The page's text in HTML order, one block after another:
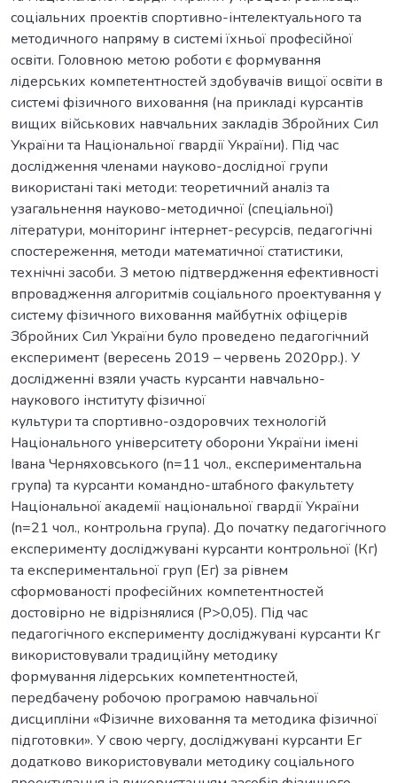
соціальних проектів спортивно-інтелектуального та
методичного напряму в системі їхньої професійної
освіти. Головною метою роботи є формування
лідерських компетентностей здобувачів вищої освіти в
системі фізичного виховання (на прикладі курсантів
вищих військових навчальних закладів Збройних Сил
України та Національної гвардії України). Під час
дослідження членами науково-дослідної групи
використані такі методи: теоретичний аналіз та
узагальнення науково-методичної (спеціальної)
літератури, моніторинг інтернет-ресурсів, педагогічні
спостереження, методи математичної статистики,
технічні засоби. З метою підтвердження ефективності
впровадження алгоритмів соціального проектування у
систему фізичного виховання майбутніх офіцерів
Збройних Сил України було проведено педагогічний
експеримент (вересень 2019 – червень 2020рр.). У
дослідженні взяли участь курсанти навчально-
наукового інституту фізичної
культури та спортивно-оздоровчих технологій
Національного університету оборони України імені
Івана Черняховського (n=11 чол., експериментальна
група) та курсанти командно-штабного факультету
Національної академії національної гвардії України
(n=21 чол., контрольна група). До початку педагогічного
експерименту досліджувані курсанти контрольної (Кг)
та експериментальної груп (Ег) за рівнем
сформованості професійних компетентностей
достовірно не відрізнялися (Р>0,05). Під час
педагогічного експерименту досліджувані курсанти Кг
використовували традиційну методику
формування лідерських компетентностей,
передбачену робочою програмою навчальної
дисципліни «Фізичне виховання та методика фізичної
підготовки». У свою чергу, досліджувані курсанти Ег
додатково використовували методику соціального